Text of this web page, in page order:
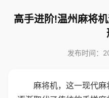
高手进阶!温州麻将
发布时间：
麻将机，这一现代